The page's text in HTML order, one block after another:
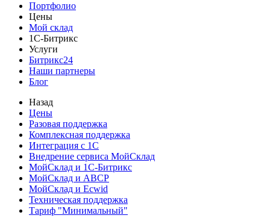
Портфолио
Цены
Мой склад
1С-Битрикс
Услуги
Битрикс24
Наши партнеры
Блог
Назад
Цены
Разовая поддержка
Комплексная поддержка
Интеграция с 1С
Внедрение сервиса МойСклад
МойСклад и 1С-Битрикс
МойСклад и ABCP
МойСклад и Ecwid
Техническая поддержка
Тариф "Минимальный"